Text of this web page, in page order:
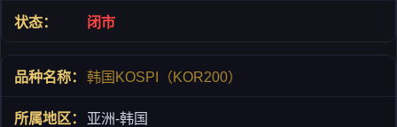
闭市
韩国KOSPI（KOR200）
亚洲-韩国